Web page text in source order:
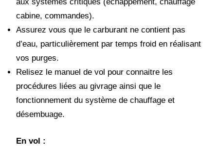
cabine, commandes).
Assurez vous que le carburant ne contient pas
d’eau, particulièrement par temps froid en réalisant
vos purges.
Relisez le manuel de vol pour connaitre les
procédures liées au givrage ainsi que le
fonctionnement du système de chauffage et
désembuage.
En vol :